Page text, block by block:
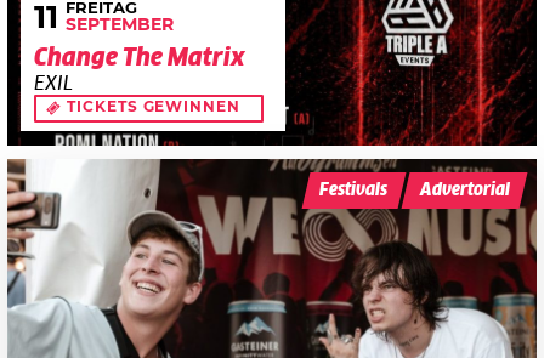
11 FREITAG
SEPTEMBER
Change The Matrix
EXIL
TICKETS GEWINNEN
Festivals Advertorial